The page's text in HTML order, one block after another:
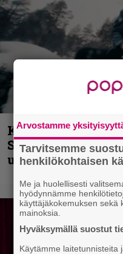
Kunnianosoitus
Shining hyppäsi
uudella
Arvostamme
Tarvitsemme
henkilökohtaisen
Me ja huolellisesti
hyödynnämme
käyttäjäkokemuksen sekä
mainoksia.
Hyväksymällä suostut
Käytämme laitetunnisteita